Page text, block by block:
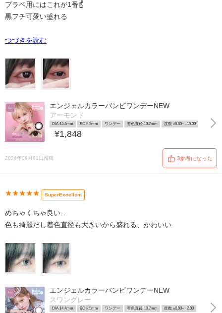
プラベ用にはこれが1番☝️
黒フチ可愛い盛れる
つづきを読む
エンジェルカラーバンビワンデーNEW
アーモンド
DIA 14.4mm BC 8.5mm ワンデー 着色直径 13.7mm 度数 ±0.00~ -10.00
¥1,848
2024年09月01日投稿 3参考になった
★★★★★ SuperExcellent
めちゃくちゃ良い…
色も綺麗だし着色直径も大きいから盛れる、かわいい
エンジェルカラーバンビワンデーNEW
スワングレー
DIA 14.4mm BC 8.5mm ワンデー 着色直径 13.7mm 度数 ±0.00~ -2.00